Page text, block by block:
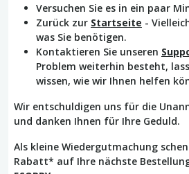
Versuchen Sie es in ein paar
Zurück zur Startseite -
was Sie benötigen.
Kontaktieren Sie unseren
Problem weiterhin besteht,
wissen, wie wir Ihnen helfen
Wir entschuldigen uns für die
und danken Ihnen für Ihre Geduld.
Als kleine Wiedergutmachung
Rabatt* auf Ihre nächste